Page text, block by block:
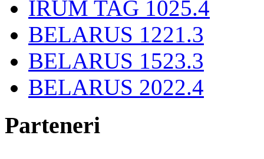
IRUM TAG 1025.4
BELARUS 1221.3
BELARUS 1523.3
BELARUS 2022.4
Parteneri